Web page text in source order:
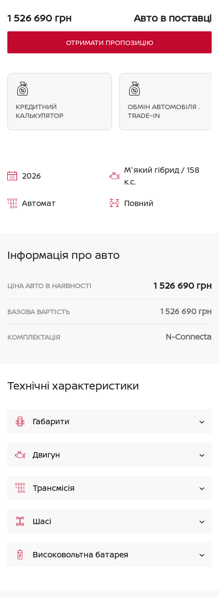
1 526 690 грн Авто в поставці
ОТРИМАТИ ПРОПОЗИЦІЮ
КРЕДИТНИЙ
КАЛЬКУЛЯТОР
ОБМІН АВТОМОБІЛЯ .
TRADE–IN
2026
М'який гібрид / 158
к.с.
Автомат
Повний
Інформація про авто
ЦІНА АВТО В НАЯВНОСТІ 1 526 690 грн
БАЗОВА ВАРТІСТЬ 1 526 690 грн
КОМПЛЕКТАЦІЯ N-Connecta
Технічні характеристики
Габарити
Двигун
Трансмісія
Шасі
Високовольтна батарея